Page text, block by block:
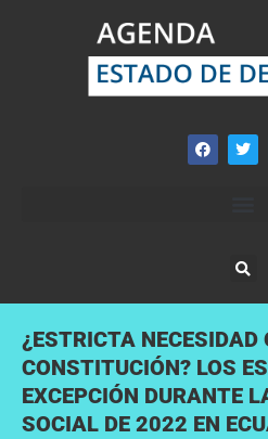
¿ESTRICTA NECESIDAD
CONSTITUCIÓN? LOS
EXCEPCIÓN DURANTE
SOCIAL DE 2022 EN